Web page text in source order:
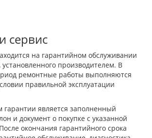
сервис
на гарантийном обслуживании
установленного производителем. В
ремонтные работы выполняются
правильной эксплуатации
гарантии является заполненный
и документ о покупке с указанной
окончания гарантийного срока